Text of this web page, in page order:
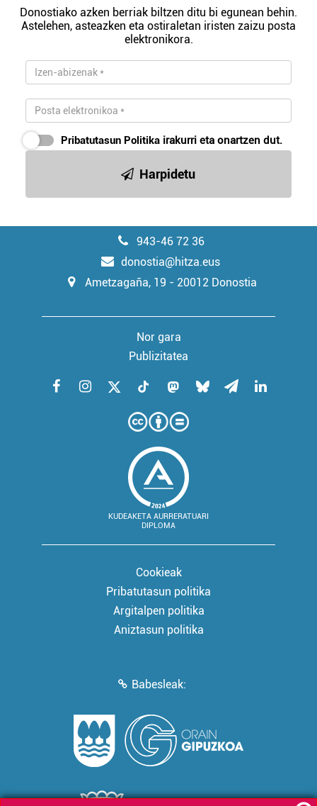
Donostiako azken berriak biltzen ditu bi egunean behin.
Astelehen, asteazken eta ostiraletan iristen zaizu posta
elektronikora.
Pribatutasun Politika irakurri eta onartzen dut.
Harpidetu
943-46 72 36
donostia@hitza.eus
Ametzagaña, 19 - 20012 Donostia
Nor gara
Publizitatea
KUDEAKETA AURRERATUARI
DIPLOMA
Cookieak
Pribatutasun politika
Argitalpen politika
Aniztasun politika
Babesleak: